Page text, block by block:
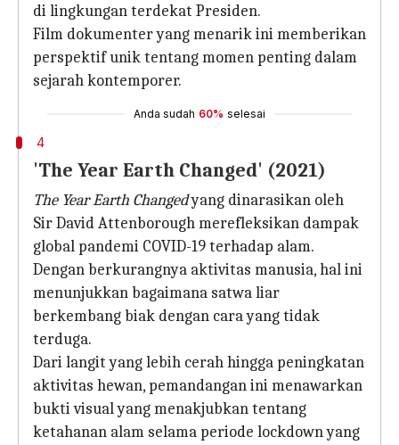
di lingkungan terdekat Presiden.
Film dokumenter yang menarik ini memberikan
perspektif unik tentang momen penting dalam
sejarah kontemporer.
Anda sudah 60% selesai
4
'The Year Earth Changed' (2021)
The Year Earth Changedyang dinarasikan oleh
Sir David Attenborough merefleksikan dampak
global pandemi COVID-19 terhadap alam.
Dengan berkurangnya aktivitas manusia, hal ini
menunjukkan bagaimana satwa liar
berkembang biak dengan cara yang tidak
terduga.
Dari langit yang lebih cerah hingga peningkatan
aktivitas hewan, pemandangan ini menawarkan
bukti visual yang menakjubkan tentang
ketahanan alam selama periode lockdown yang